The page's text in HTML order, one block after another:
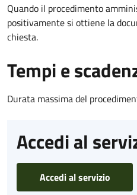
Quando il procedimento
positivamente si ottiene la
chiesta.
Tempi e
Durata massima del
Accedi al
Accedi al servizio